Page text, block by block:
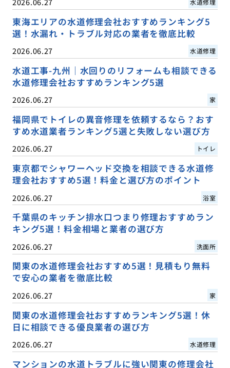
水道修理
東海エリアの水道修理会社おすすめランキング5
選！水漏れ・トラブル対応の業者を徹底比較
2026.06.27 水道修理
水道工事-九州｜水回りのリフォームも相談できる
水道修理会社おすすめランキング5選
2026.06.27 家
福岡県でトイレの異音修理を依頼するなら？おす
すめ水道業者ランキング5選と失敗しない選び方
2026.06.27 トイレ
東京都でシャワーヘッド交換を相談できる水道修
理会社おすすめ5選！料金と選び方のポイント
2026.06.27 浴室
千葉県のキッチン排水口つまり修理おすすめラン
キング5選！料金相場と業者の選び方
2026.06.27 洗面所
関東の水道修理会社おすすめ5選！見積もり無料
で安心の業者を徹底比較
2026.06.27 家
関東の水道修理会社おすすめランキング5選！休
日に相談できる優良業者の選び方
2026.06.27 水道修理
マンションの水道トラブルに強い関東の修理会社